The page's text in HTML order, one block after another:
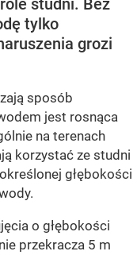
studni. Bez
tylko
grozi
sposób
jest rosnąca
na terenach
korzystać ze studni
głębokości
o głębokości
przekracza 5 m